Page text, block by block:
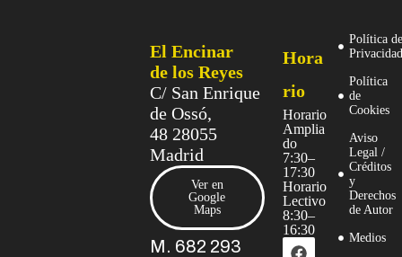
El Encinar
de los Reyes
C/ San Enrique
de Ossó,
48 28055
Madrid
Ver en
Google
Maps
M. 682 293
Hora
rio
Horario
Amplia
do
7:30–
17:30
Horario
Lectivo
8:30–
16:30
Política
Política
de
Cookies
Aviso
Legal /
Créditos
y
Derechos
de Autor
Medios